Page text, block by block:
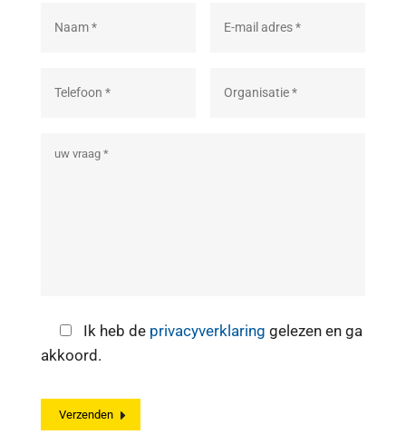
Ik heb de privacyverklaring gelezen en ga
akkoord.